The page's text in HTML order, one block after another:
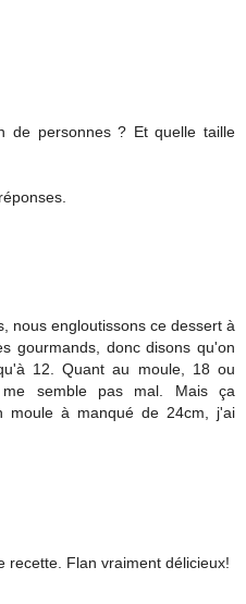
de personnes ? Et quelle taille
nous engloutissons ce dessert à
gourmands, donc disons qu'on
12. Quant au moule, 18 ou
semble pas mal. Mais ça
moule à manqué de 24cm, j'ai
recette. Flan vraiment délicieux!